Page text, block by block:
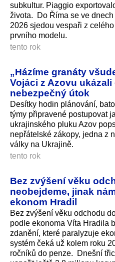
subkultur. Piaggio
života. Do Říma se ve dnech
2026 sjedou vespaři z
prvního modelu.
tento rok
„Házíme granáty
Vojáci z Azovu ukázali
nebezpečný útok
Desítky hodin plánování,
týmy připravené postupovat
ukrajinského pluku Azov
nepřátelské zákopy, jedna z
války na Ukrajině.
tento rok
Bez zvýšení věku
neobejdeme, jinak
ekonom Hradil
Bez zvýšení věku odchodu
podle ekonoma Víta Hradila
zdanění, které paralyzuje
systém čeká už kolem roku
ročníků do penze. Dnešní